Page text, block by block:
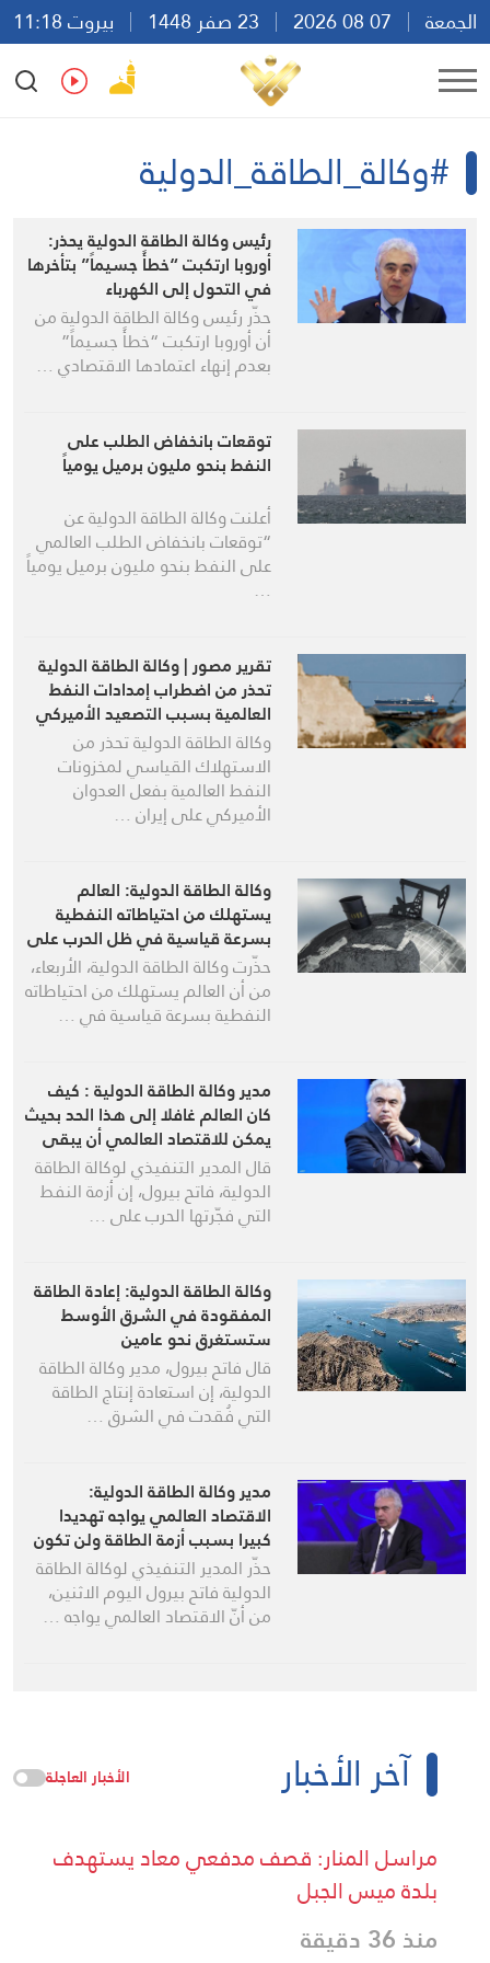
الجمعة
بيروت 11:18
Ar
En Fr Es
#وكالة_الطاقة_الدولية
رئيس وكالة الطاقة الدولية يحذر:
أوروبا ارتكبت “خطأً جسيماً” بتأخرها
في التحول إلى الكهرباء
حذّر رئيس وكالة الطاقة الدولية من
أن أوروبا ارتكبت “خطأً جسيماً”
بعدم إنهاء اعتمادها الاقتصادي …
توقعات بانخفاض الطلب على
النفط بنحو مليون برميل يومياً
أعلنت وكالة الطاقة الدولية عن
“توقعات بانخفاض الطلب العالمي
على النفط بنحو مليون برميل يومياً
…
تقرير مصور | وكالة الطاقة الدولية
تحذر من اضطراب إمدادات النفط
العالمية بسبب التصعيد الأميركي
ضد إيران في مضيق هرمز
وكالة الطاقة الدولية تحذر من
الاستهلاك القياسي لمخزونات
النفط العالمية بفعل العدوان
الأميركي على إيران …
وكالة الطاقة الدولية: العالم
يستهلك من احتياطاته النفطية
بسرعة قياسية في ظل الحرب على
إيران
حذّرت وكالة الطاقة الدولية، الأربعاء،
من أن العالم يستهلك من احتياطاته
النفطية بسرعة قياسية في …
مدير وكالة الطاقة الدولية : كيف
كان العالم غافلا إلى هذا الحد بحيث
يمكن للاقتصاد العالمي أن يبقى
رهينة لمضيق لا يتجاوز عرضه 50
كيلومترا”
قال المدير التنفيذي لوكالة الطاقة
الدولية، فاتح بيرول، إن أزمة النفط
التي فجّرتها الحرب على …
وكالة الطاقة الدولية: إعادة الطاقة
المفقودة في الشرق الأوسط
ستستغرق نحو عامين
قال فاتح بيرول، مدير وكالة الطاقة
الدولية، إن استعادة إنتاج الطاقة
التي فُقدت في الشرق …
مدير وكالة الطاقة الدولية:
الاقتصاد العالمي يواجه تهديدا
كبيرا بسبب أزمة الطاقة ولن تكون
دولة بمنأى عن آثارها
حذّر المدير التنفيذي لوكالة الطاقة
الدولية فاتح بيرول اليوم الاثنين،
من أنّ الاقتصاد العالمي يواجه …
آخر الأخبار الأخبار العاجلة
مراسل المنار: قصف مدفعي معاد يستهدف
بلدة ميس الجبل
منذ 36 دقيقة